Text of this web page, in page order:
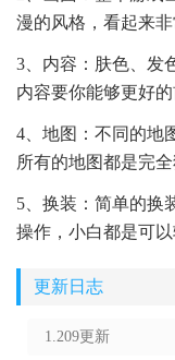
漫的风格，看起来非
3、内容：肤色、发
内容要你能够更好的
4、地图：不同的地
所有的地图都是完全
5、换装：简单的换
操作，小白都是可以
更新日志
1.209更新